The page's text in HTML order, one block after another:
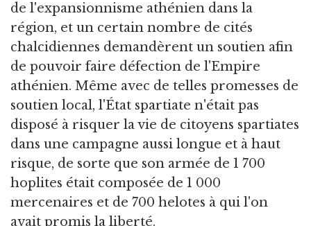
de l'expansionnisme athénien dans la
région, et un certain nombre de cités
chalcidiennes demandèrent un soutien afin
de pouvoir faire défection de l'Empire
athénien. Même avec de telles promesses de
soutien local, l'État spartiate n'était pas
disposé à risquer la vie de citoyens spartiates
dans une campagne aussi longue et à haut
risque, de sorte que son armée de 1 700
hoplites était composée de 1 000
mercenaires et de 700 helotes à qui l'on
avait promis la liberté.